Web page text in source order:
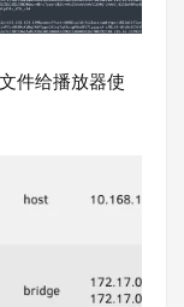
件给播放器使